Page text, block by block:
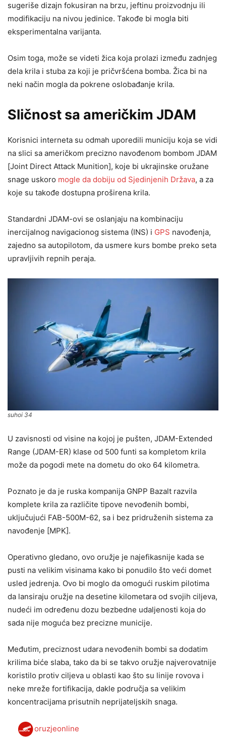
sugeriše dizajn fokusiran na brzu, jeftinu proizvodnju ili
modifikaciju na nivou jedinice. Takođe bi mogla biti
eksperimentalna varijanta.
Osim toga, može se videti žica koja prolazi između zadnjeg
dela krila i stuba za koji je pričvršćena bomba. Žica bi na
neki način mogla da pokrene oslobađanje krila.
Sličnost sa američkim JDAM
Korisnici interneta su odmah uporedili municiju koja se vidi
na slici sa američkom precizno navođenom bombom JDAM
[Joint Direct Attack Munition], koje bi ukrajinske oružane
snage uskoro mogle da dobiju od Sjedinjenih Država, a za
koje su takođe dostupna proširena krila.
Standardni JDAM-ovi se oslanjaju na kombinaciju
inercijalnog navigacionog sistema (INS) i GPS navođenja,
zajedno sa autopilotom, da usmere kurs bombe preko seta
upravljivih repnih peraja.
suhoi 34
U zavisnosti od visine na kojoj je pušten, JDAM-Extended
Range (JDAM-ER) klase od 500 funti sa kompletom krila
može da pogodi mete na dometu do oko 64 kilometra.
Poznato je da je ruska kompanija GNPP Bazalt razvila
komplete krila za različite tipove nevođenih bombi,
uključujući FAB-500M-62, sa i bez pridruženih sistema za
navođenje [MPK].
Operativno gledano, ovo oružje je najefikasnije kada se
pusti na velikim visinama kako bi ponudilo što veći domet
usled jedrenja. Ovo bi moglo da omogući ruskim pilotima
da lansiraju oružje na desetine kilometara od svojih ciljeva,
nudeći im određenu dozu bezbedne udaljenosti koja do
sada nije moguća bez precizne municije.
Međutim, preciznost udara nevođenih bombi sa dodatim
krilima biće slaba, tako da bi se takvo oružje najverovatnije
koristilo protiv ciljeva u oblasti kao što su linije rovova i
neke mreže fortifikacija, dakle područja sa velikim
koncentracijama prisutnih neprijateljskih snaga.
oruzjeonline